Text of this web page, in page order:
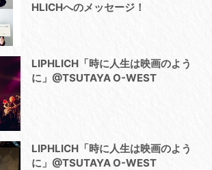
HLICHへのメッセージ！
LIPHLICH「時に人生は映画のよう
に」@TSUTAYA O-WEST
LIPHLICH「時に人生は映画のよう
に」@TSUTAYA O-WEST